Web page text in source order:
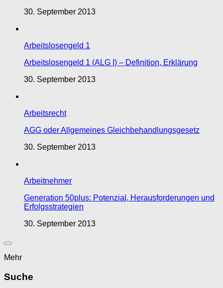
30. September 2013
Arbeitslosengeld 1
Arbeitslosengeld 1 (ALG I) – Definition, Erklärung
30. September 2013
Arbeitsrecht
AGG oder Allgemeines Gleichbehandlungsgesetz
30. September 2013
Arbeitnehmer
Generation 50plus: Potenzial, Herausforderungen und
Erfolgsstrategien
30. September 2013
Mehr
Suche